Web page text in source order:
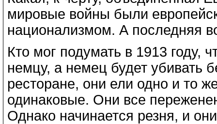
мировые войны были
национализмом. А последняя
Кто мог подумать в 1913 году,
немцу, а немец будет убивать
ресторане, они ели одно и то
одинаковые. Они все
Однако начинается резня, и